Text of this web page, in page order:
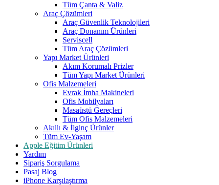
Tüm Çanta & Valiz
Araç Çözümleri
Araç Güvenlik Teknolojileri
Araç Donanım Ürünleri
Serviscell
Tüm Araç Çözümleri
Yapı Market Ürünleri
Akım Korumalı Prizler
Tüm Yapı Market Ürünleri
Ofis Malzemeleri
Evrak İmha Makineleri
Ofis Mobilyaları
Masaüstü Gereçleri
Tüm Ofis Malzemeleri
Akıllı & İlginç Ürünler
Tüm Ev-Yaşam
Apple Eğitim Ürünleri
Yardım
Sipariş Sorgulama
Pasaj Blog
iPhone Karşılaştırma